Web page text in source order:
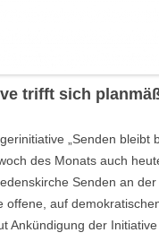
trifft sich
„Senden
des Monats auch
Senden an
offene, auf
Ankündigung der Initiative